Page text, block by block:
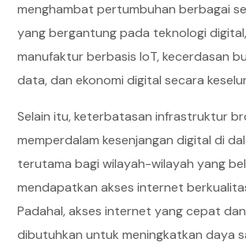
menghambat pertumbuhan berbagai
yang bergantung pada teknologi
manufaktur berbasis IoT, kecerdasan
data, dan ekonomi digital secara
Selain itu, keterbatasan infrastruktur
memperdalam kesenjangan digital di
terutama bagi wilayah-wilayah yang
mendapatkan akses internet
Padahal, akses internet yang cepat
dibutuhkan untuk meningkatkan daya